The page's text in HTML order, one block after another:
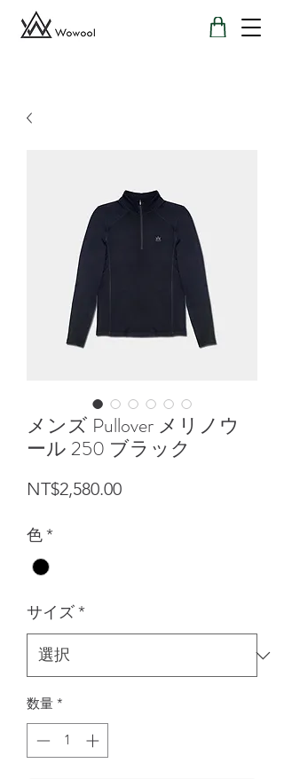
メンズ Pullover メリノウ
ール 250 ブラック
NT$2,580.00価格
色*
サイズ*
数量 *